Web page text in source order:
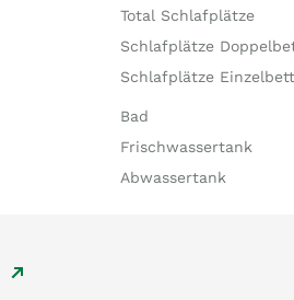
Total Schlafplätze
Schlafplätze
Schlafplätze Einzelbett
Bad
Frischwassertank
Abwassertank